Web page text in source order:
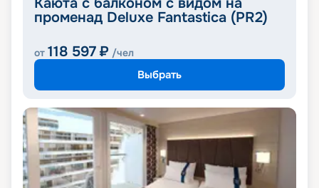
променад Deluxe Fantastica (PR2)
от 118 597 ₽ /чел
Выбрать